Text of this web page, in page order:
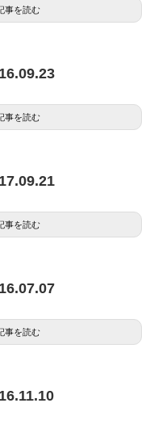
事を読む
事を読む
事を読む
事を読む